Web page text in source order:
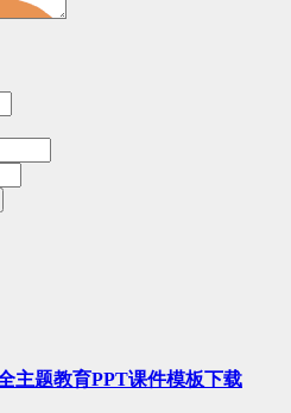
主题教育PPT课件模板下载